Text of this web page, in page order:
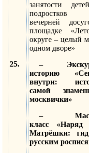
25.
занятости
вечерней
площадке
округе – целый
одном дворе»
–
историю
внутри:
самой
москвички»
–
класс «Наряд
Матрёшки:
русским